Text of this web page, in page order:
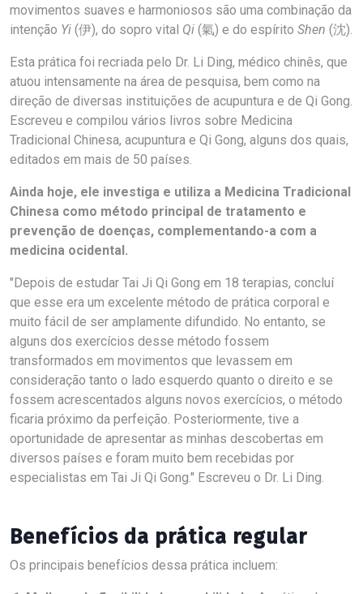
movimentos suaves e harmoniosos são uma combinação da
intenção Yi (伊), do sopro vital Qi (氣) e do espírito Shen (沈).
Esta prática foi recriada pelo Dr. Li Ding, médico chinês, que
atuou intensamente na área de pesquisa, bem como na
direção de diversas instituições de acupuntura e de Qi Gong.
Escreveu e compilou vários livros sobre Medicina
Tradicional Chinesa, acupuntura e Qi Gong, alguns dos quais,
editados em mais de 50 países.
Ainda hoje, ele investiga e utiliza a Medicina Tradicional
Chinesa como método principal de tratamento e
prevenção de doenças, complementando-a com a
medicina ocidental.
Depois de estudar Tai Ji Qi Gong em 18 terapias, concluí
que esse era um excelente método de prática corporal e
muito fácil de ser amplamente difundido. No entanto, se
alguns dos exercícios desse método fossem
transformados em movimentos que levassem em
consideração tanto o lado esquerdo quanto o direito e se
fossem acrescentados alguns novos exercícios, o método
ficaria próximo da perfeição. Posteriormente, tive a
oportunidade de apresentar as minhas descobertas em
diversos países e foram muito bem recebidas por
especialistas em Tai Ji Qi Gong.
Escreveu o Dr. Li Ding.
Benefícios da prática regular
Os principais benefícios dessa prática incluem: